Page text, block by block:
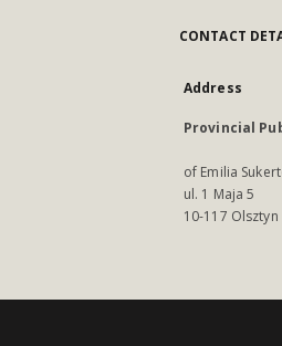
CONTACT
Address
Provincial
of Emilia
ul. 1 Maja 5
10-117 Olsztyn